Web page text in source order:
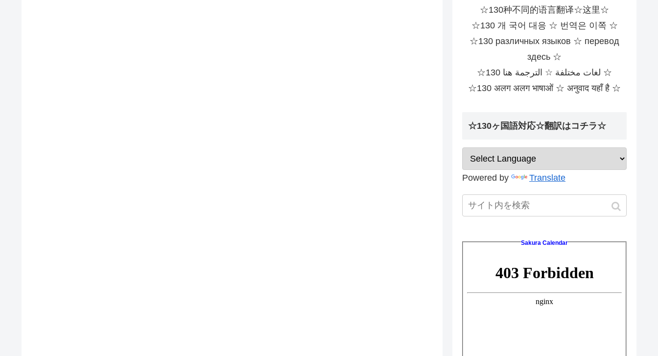
☆130种不同的语言翻译☆这里☆
☆130 개 국어 대응 ☆ 번역은 이쪽 ☆
☆130 различных языков ☆ перевод
здесь ☆
☆130 لغات مختلفة ☆ الترجمة هنا ☆
☆130 अलग अलग भाषाओं ☆ अनुवाद यहाँ है ☆
☆130ヶ国語対応☆翻訳はコチラ☆
Powered by Translate
Sakura Calendar